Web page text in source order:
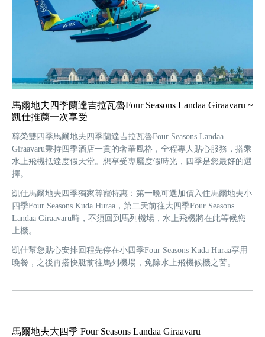
馬爾地夫四季蘭達吉拉瓦魯Four Seasons Landaa Giraavaru ~
凱仕推薦一次享受
尊榮雙四季馬爾地夫四季蘭達吉拉瓦魯Four Seasons Landaa
Giraavaru秉持四季酒店一貫的奢華風格，全程專人貼心服務，搭乘
水上飛機抵達度假天堂。想享受專屬度假時光，四季是您最好的選
擇。
凱仕馬爾地夫四季獨家尊寵特惠：第一晚可選加價入住馬爾地夫小
四季Four Seasons Kuda Huraa，第二天前往大四季Four Seasons
Landaa Giraavaru時，不須回到馬列機場，水上飛機將在此等候您
上機。
凱仕幫您貼心安排回程先停在小四季Four Seasons Kuda Huraa享用
晚餐，之後再搭快艇前往馬列機場，免除水上飛機候機之苦。
馬爾地夫大四季 Four Seasons Landaa Giraavaru